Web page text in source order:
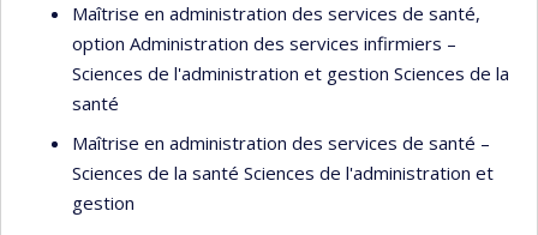
Maîtrise en administration des services de santé,
option Administration des services infirmiers –
Sciences de l'administration et gestion Sciences de la
santé
Maîtrise en administration des services de santé –
Sciences de la santé Sciences de l'administration et
gestion